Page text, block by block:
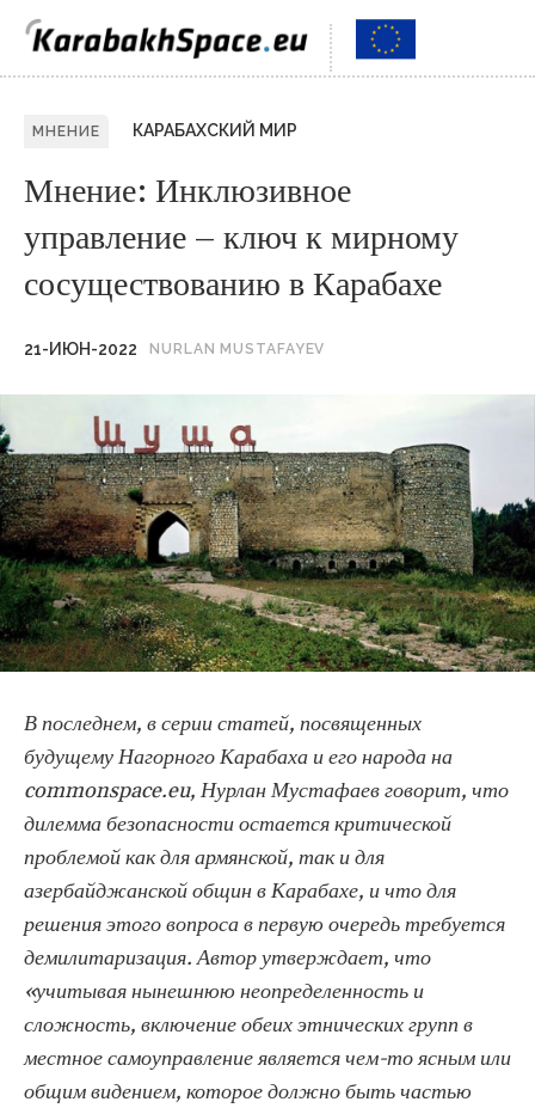
МНЕНИЕ КАРАБАХСКИЙ МИР
Мнение: Инклюзивное
управление – ключ к мирному
сосуществованию в Карабахе
21-ИЮН-2022 NURLAN MUSTAFAYEV
В последнем, в серии статей, посвященных
будущему Нагорного Карабаха и его народа на
commonspace.eu, Нурлан Мустафаев говорит, что
дилемма безопасности остается критической
проблемой как для армянской, так и для
азербайджанской общин в Карабахе, и что для
решения этого вопроса в первую очередь требуется
демилитаризация. Автор утверждает, что
«учитывая нынешнюю неопределенность и
сложность, включение обеих этнических групп в
местное самоуправление является чем-то ясным или
общим видением, которое должно быть частью